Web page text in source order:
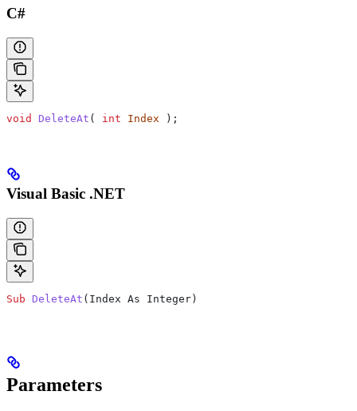
C#
void DeleteAt ( int Index );
Visual Basic .NET
Sub DeleteAt ( Index As Integer )
Parameters